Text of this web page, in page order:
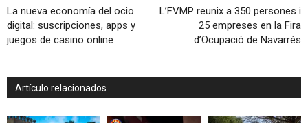
La nueva economía del ocio
digital: suscripciones, apps y
juegos de casino online
L’FVMP reunix a 350 persones i
25 empreses en la Fira
d’Ocupació de Navarrés
Artículo relacionados